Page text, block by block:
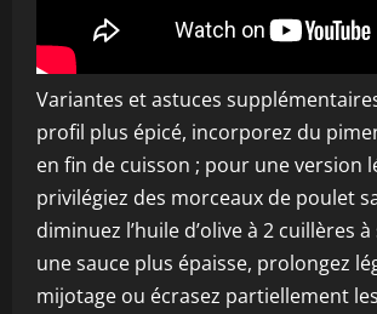
Variantes et astuces
profil plus épicé, incorporez du
en fin de cuisson ; pour une version
privilégiez des morceaux de poulet
diminuez l’huile d’olive à 2 cuillères
une sauce plus épaisse, prolongez
mijotage ou écrasez partiellement